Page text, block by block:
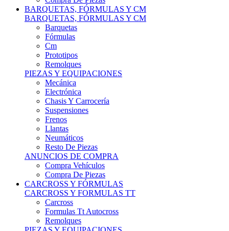
BARQUETAS, FÓRMULAS Y CM
Barquetas
Fórmulas
Cm
Prototipos
Remolques
PIEZAS Y EQUIPACIONES
Mecánica
Electrónica
Chasis Y Carrocería
Suspensiones
Frenos
Llantas
Neumáticos
Resto De Piezas
ANUNCIOS DE COMPRA
Compra Vehículos
Compra De Piezas
CARCROSS Y FÓRMULAS
CARCROSS Y FORMULAS TT
Carcross
Formulas Tt Autocross
Remolques
PIEZAS Y EQUIPACIONES
Mecanica